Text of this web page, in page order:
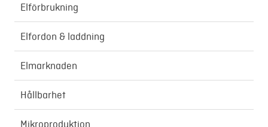
Elförbrukning
Elfordon & laddning
Elmarknaden
Hållbarhet
Mikroproduktion